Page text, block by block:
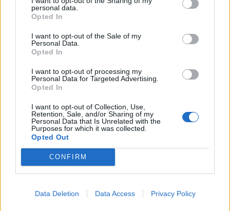
personal data.
Opted In
I want to opt-out of the Sale of my
Personal Data.
Opted In
I want to opt-out of processing my
Personal Data for Targeted Advertising.
Opted In
I want to opt-out of Collection, Use,
Retention, Sale, and/or Sharing of my
Personal Data that Is Unrelated with the
Purposes for which it was collected.
Opted Out
CONFIRM
Data Deletion Data Access Privacy Policy
bodzaszörp isteni.
Zs. Kincső: hát nagyjából szeretem, de ha
nem is szeretem, akkor az illata emlékeket
idéz fel bennem.
B. Olivér: igen, nagyon szeretem ezeket
mind.
málnát, a bodzaszörpöt is.
F. Tamás: én szeretem a zsíros kenyeret és
a tejbegrízt is.
Zs. Szintia: szeretem a tejbegrízt, málnát
és a bodzaszörpöt is.
És szereted a chipset?